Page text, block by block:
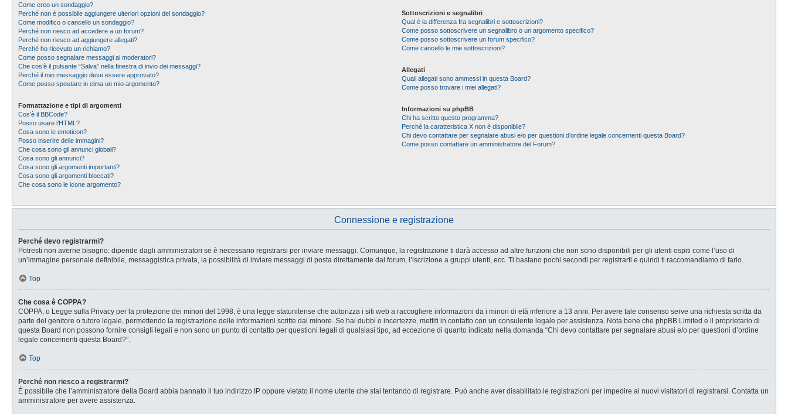
Come creo un sondaggio?
Perché non è possibile aggiungere ulteriori opzioni del sondaggio?
Come modifico o cancello un sondaggio?
Perché non riesco ad accedere a un forum?
Perché non riesco ad aggiungere allegati?
Perché ho ricevuto un richiamo?
Come posso segnalare messaggi ai moderatori?
Che cos’è il pulsante “Salva” nella finestra di invio dei messaggi?
Perché il mio messaggio deve essere approvato?
Come posso spostare in cima un mio argomento?
Formattazione e tipi di argomenti
Cos’è il BBCode?
Posso usare l’HTML?
Cosa sono le emoticon?
Posso inserire delle immagini?
Che cosa sono gli annunci globali?
Cosa sono gli annunci?
Cosa sono gli argomenti importanti?
Cosa sono gli argomenti bloccati?
Che cosa sono le icone argomento?
Sottoscrizioni e segnalibri
Qual è la differenza fra segnalibri e sottoscrizioni?
Come posso sottoscrivere un segnalibro o un argomento specifico?
Come posso sottoscrivere un forum specifico?
Come cancello le mie sottoscrizioni?
Allegati
Quali allegati sono ammessi in questa Board?
Come posso trovare i miei allegati?
Informazioni su phpBB
Chi ha scritto questo programma?
Perché la caratteristica X non è disponibile?
Chi devo contattare per segnalare abusi e/o per questioni d’ordine legale concernenti questa Board?
Come posso contattare un amministratore del Forum?
Connessione e registrazione
Perché devo registrarmi?
Potresti non averne bisogno: dipende dagli amministratori se è necessario registrarsi per inviare messaggi. Comunque, la registrazione ti darà accesso ad altre funzioni che non sono disponibili per gli utenti ospiti come l’uso di
un’immagine personale definibile, messaggistica privata, la possibilità di inviare messaggi di posta direttamente dal forum, l’iscrizione a gruppi utenti, ecc. Ti bastano pochi secondi per registrarti e quindi ti raccomandiamo di farlo.
Top
Che cosa è COPPA?
COPPA, o Legge sulla Privacy per la protezione dei minori del 1998, è una legge statunitense che autorizza i siti web a raccogliere informazioni da i minori di età inferiore a 13 anni. Per avere tale consenso serve una richiesta scritta da
parte del genitore o tutore legale, permettendo la registrazione delle informazioni scritte dal minore. Se hai dubbi o incertezze, mettiti in contatto con un consulente legale per assistenza. Nota bene che phpBB Limited e il proprietario di
questa Board non possono fornire consigli legali e non sono un punto di contatto per questioni legali di qualsiasi tipo, ad eccezione di quanto indicato nella domanda “Chi devo contattare per segnalare abusi e/o per questioni d’ordine
legale concernenti questa Board?”.
Top
Perché non riesco a registrarmi?
È possibile che l’amministratore della Board abbia bannato il tuo indirizzo IP oppure vietato il nome utente che stai tentando di registrare. Può anche aver disabilitato le registrazioni per impedire ai nuovi visitatori di registrarsi. Contatta un
amministratore per avere assistenza.